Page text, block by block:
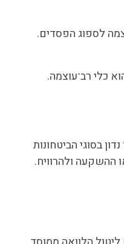
לספוג הפסדים.
כלי רב־עוצמה.
בסוגי הביטחונות
ההשקעה ולהרוויח.